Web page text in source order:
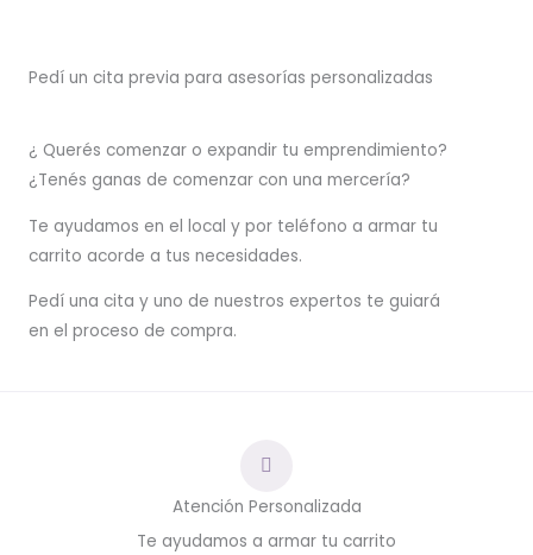
Pedí un cita previa para asesorías personalizadas
¿ Querés comenzar o expandir tu emprendimiento?
¿Tenés ganas de comenzar con una mercería?
Te ayudamos en el local y por teléfono a armar tu
carrito acorde a tus necesidades.
Pedí una cita y uno de nuestros expertos te guiará
en el proceso de compra.
Atención Personalizada
Te ayudamos a armar tu carrito